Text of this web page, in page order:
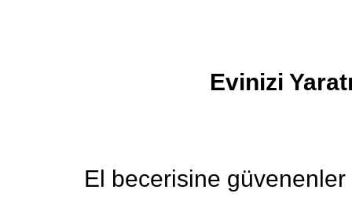
Evinizi
El becerisine güvenenler